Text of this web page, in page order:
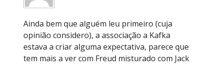
Ainda bem que alguém leu primeiro (cuja
opinião considero), a associação a Kafka
estava a criar alguma expectativa, parece que
tem mais a ver com Freud misturado com Jack